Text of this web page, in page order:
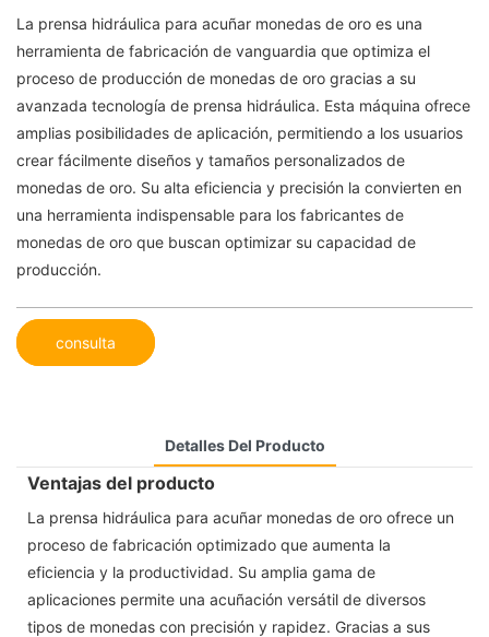
La prensa hidráulica para acuñar monedas de oro es una
herramienta de fabricación de vanguardia que optimiza el
proceso de producción de monedas de oro gracias a su
avanzada tecnología de prensa hidráulica. Esta máquina ofrece
amplias posibilidades de aplicación, permitiendo a los usuarios
crear fácilmente diseños y tamaños personalizados de
monedas de oro. Su alta eficiencia y precisión la convierten en
una herramienta indispensable para los fabricantes de
monedas de oro que buscan optimizar su capacidad de
producción.
consulta
Detalles Del Producto
Ventajas del producto
La prensa hidráulica para acuñar monedas de oro ofrece un
proceso de fabricación optimizado que aumenta la
eficiencia y la productividad. Su amplia gama de
aplicaciones permite una acuñación versátil de diversos
tipos de monedas con precisión y rapidez. Gracias a sus